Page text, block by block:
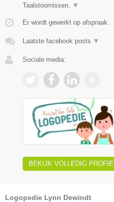
Taalstoornissen,
▼
Er wordt gewerkt op afspraak.
Laatste facebook posts ▼
Sociale media:
BEKIJK VOLLEDIG PROFIEL
Logopedie Lynn Dewindt